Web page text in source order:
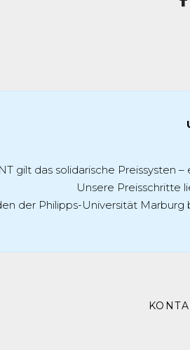
gilt das solidarische Preissysten
Unsere Preisschritte
der Philipps-Universität